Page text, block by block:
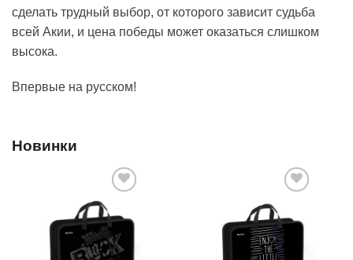
сделать трудный выбор, от которого зависит судьба
всей Акии, и цена победы может оказаться слишком
высока.
Впервые на русском!
Новинки
Добавить
в список
желаний
Добавить
в список
желаний